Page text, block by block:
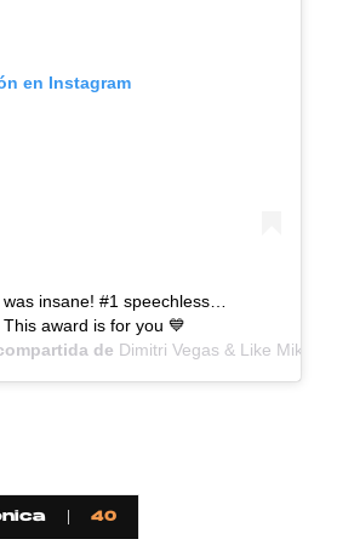
en Instagram
insane! #1 speechless…
award is for you 💙
de Dimitri Vegas & Like Mike
40